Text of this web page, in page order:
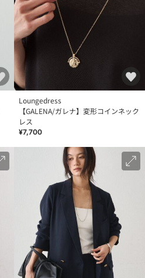
Loungedress
【GALENA/ガレナ】変形コインネック
レス
¥7,700